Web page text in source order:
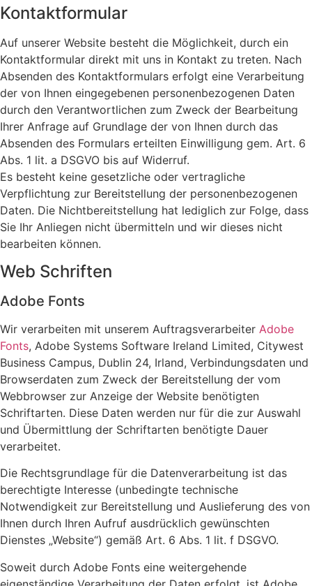
Kontaktformular
Auf unserer Website besteht die Möglichkeit, durch ein
Kontaktformular direkt mit uns in Kontakt zu treten. Nach
Absenden des Kontaktformulars erfolgt eine Verarbeitung
der von Ihnen eingegebenen personenbezogenen Daten
durch den Verantwortlichen zum Zweck der Bearbeitung
Ihrer Anfrage auf Grundlage der von Ihnen durch das
Absenden des Formulars erteilten Einwilligung gem. Art. 6
Abs. 1 lit. a DSGVO bis auf Widerruf.
Es besteht keine gesetzliche oder vertragliche
Verpflichtung zur Bereitstellung der personenbezogenen
Daten. Die Nichtbereitstellung hat lediglich zur Folge, dass
Sie Ihr Anliegen nicht übermitteln und wir dieses nicht
bearbeiten können.
Web Schriften
Adobe Fonts
Wir verarbeiten mit unserem Auftragsverarbeiter Adobe
Fonts, Adobe Systems Software Ireland Limited, Citywest
Business Campus, Dublin 24, Irland, Verbindungsdaten und
Browserdaten zum Zweck der Bereitstellung der vom
Webbrowser zur Anzeige der Website benötigten
Schriftarten. Diese Daten werden nur für die zur Auswahl
und Übermittlung der Schriftarten benötigte Dauer
verarbeitet.
Die Rechtsgrundlage für die Datenverarbeitung ist das
berechtigte Interesse (unbedingte technische
Notwendigkeit zur Bereitstellung und Auslieferung des von
Ihnen durch Ihren Aufruf ausdrücklich gewünschten
Dienstes „Website“) gemäß Art. 6 Abs. 1 lit. f DSGVO.
Soweit durch Adobe Fonts eine weitergehende